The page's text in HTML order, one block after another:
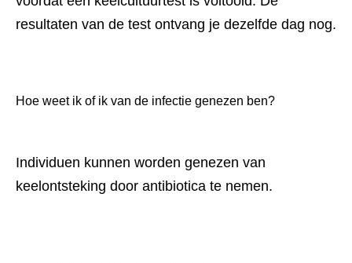
resultaten van de test ontvang je dezelfde dag nog.
Hoe weet ik of ik van de infectie genezen ben?
Individuen kunnen worden genezen van
keelontsteking door antibiotica te nemen.